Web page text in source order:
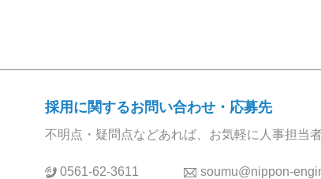
採用に関するお問い合わせ・応募先
不明点・疑問点などあれば、お気軽に人事担当
0561-62-3611 soumu@nippon-